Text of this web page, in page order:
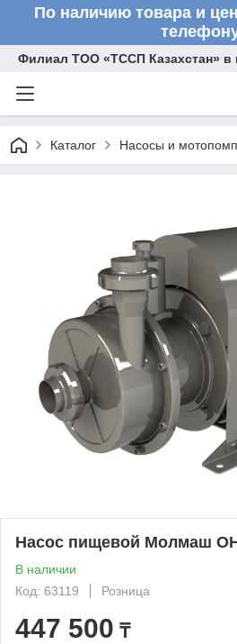
По наличию товара и
Филиал ТОО «ТССП Казахстан» в
Каталог Насосы и
Насос пищевой Молмаш
В наличии
Код: 63119
Розница
447 500 ₸